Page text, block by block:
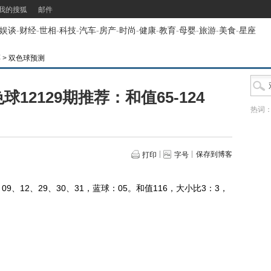
的搜狐 邮件
娱谈-财经-世相-科技-汽车-房产-时尚-健康-教育-母婴-旅游-美食-星座
> 双色球预测
12129期推荐：和值65-124
打印 字号 保存到博客
12、29、30、31，蓝球：05。和值116，大小比3：3，
热词